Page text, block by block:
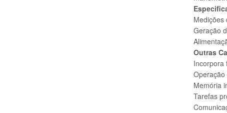
Medições
Geração
Outras
Incorpora
Memória
Tarefas